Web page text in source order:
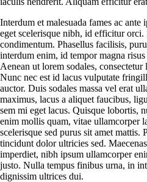
Interdum et malesuada fames ac
eget scelerisque nibh, id efficitur
condimentum. Phasellus facilisis,
interdum enim, id tempor magna risus
Aenean ut lorem sodales, consectetur
Nunc nec est id lacus vulputate
auctor. Duis sodales massa vel erat
maximus, lacus a aliquet faucibus,
sem mi eget lacus. Quisque lobortis,
enim mollis quam, vitae ullamcorper
scelerisque sed purus sit amet mattis.
tincidunt dolor ultricies sed.
imperdiet, nibh ipsum ullamcorper
justo. Nulla tempus finibus urna, in
dignissim ultrices dui.